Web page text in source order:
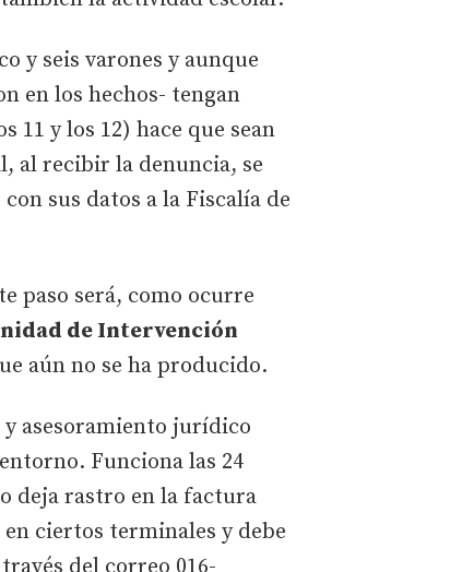
y seis varones y aunque
en los hechos- tengan
11 y los 12) hace que sean
al recibir la denuncia, se
sus datos a la Fiscalía de
paso será, como ocurre
de Intervención
aún no se ha producido.
asesoramiento jurídico
Funciona las 24
deja rastro en la factura
ciertos terminales y debe